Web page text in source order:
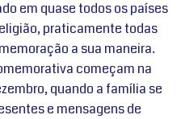
em quase todos os países
praticamente todas
a sua maneira.
começam na
quando a família se
e mensagens de